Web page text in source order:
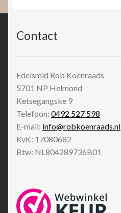
Contact
Edelsmid Rob Koenraads
5701 NP Helmond
Ketsegangske 9
Telefoon: 0492 527 598
E-mail: info@robkoenraads.nl
KvK: 17080682
Btw: NL804289736B01